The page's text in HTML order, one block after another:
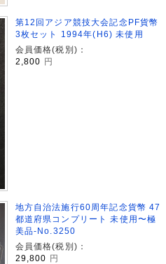
第12回アジア競技大会記念PF貨幣
3枚セット 1994年(H6) 未使用
会員価格(税別)：
2,800 円
地方自治法施行60周年記念貨幣 47
都道府県コンプリート 未使用〜極
美品-No.3250
会員価格(税別)：
29,800
円